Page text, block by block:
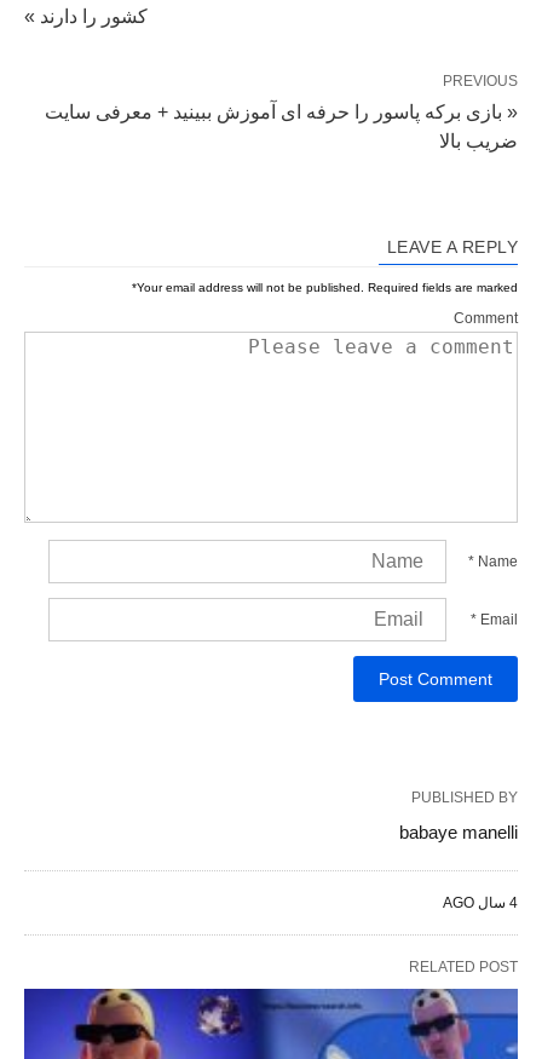
کشور را دارند »
PREVIOUS
« بازی برکه پاسور را حرفه ای آموزش ببینید + معرفی سایت
ضریب بالا
LEAVE A REPLY
Your email address will not be published. Required fields are marked
*
Comment
Name
*
Email
*
PUBLISHED BY
babaye manelli
4 سال AGO
RELATED POST